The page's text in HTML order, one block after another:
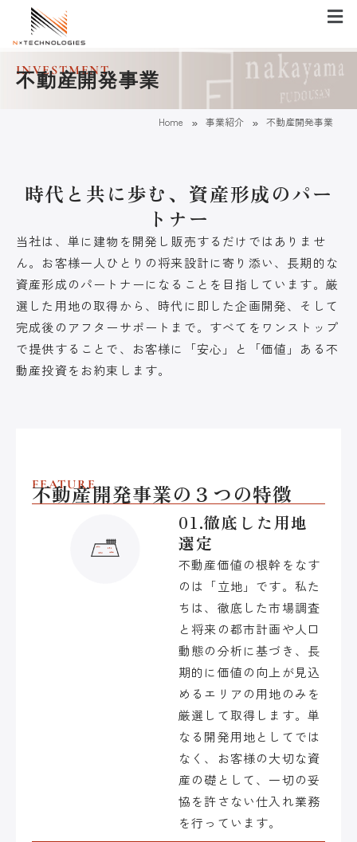
メ
ニ
ー
INVESTMENT
不動産開発事業
Home » 事業紹介 » 不動産開発事業
時代と共に歩む、資産形成のパー
トナー
当社は、単に建物を開発し販売するだけではありませ
ん。お客様一人ひとりの将来設計に寄り添い、長期的な
資産形成のパートナーになることを目指しています。厳
選した用地の取得から、時代に即した企画開発、そして
完成後のアフターサポートまで。すべてをワンストップ
で提供することで、お客様に「安心」と「価値」ある不
動産投資をお約束します。
FEATURE
不動産開発事業の３つの特徴
01.徹底した用地
選定
不動産価値の根幹をなす
のは「立地」です。私た
ちは、徹底した市場調査
と将来の都市計画や人口
動態の分析に基づき、長
期的に価値の向上が見込
めるエリアの用地のみを
厳選して取得します。単
なる開発用地としてでは
なく、お客様の大切な資
産の礎として、一切の妥
協を許さない仕入れ業務
を行っています。